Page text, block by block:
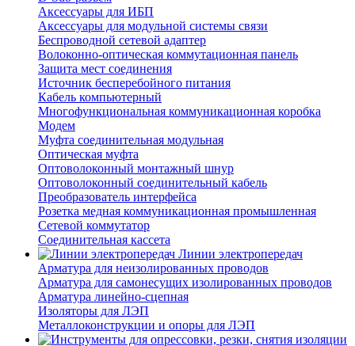
Аксессуары для ИБП
Аксессуары для модульной системы связи
Беспроводной сетевой адаптер
Волоконно-оптическая коммутационная панель
Защита мест соединения
Источник бесперебойного питания
Кабель компьютерный
Многофункциональная коммуникационная коробка
Модем
Муфта соединительная модульная
Оптическая муфта
Оптоволоконный монтажный шнур
Оптоволоконный соединительный кабель
Преобразователь интерфейса
Розетка медная коммуникационная промышленная
Сетевой коммутатор
Соединительная кассета
Линии электропередач
Арматура для неизолированных проводов
Арматура для самонесущих изолированных проводов
Арматура линейно-сцепная
Изоляторы для ЛЭП
Металлоконструкции и опоры для ЛЭП